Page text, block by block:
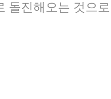
돌진해오는 것으